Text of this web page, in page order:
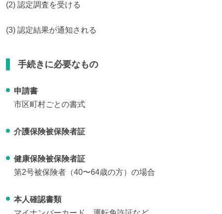
(2) 認定調査を受ける
(3) 認定結果が通知される
手続きに必要なもの
申請書
市区町村ごとの書式
介護保険被保険者証
健康保険被保険者証
第2号被保険者（40〜64歳の方）の場合
本人確認書類